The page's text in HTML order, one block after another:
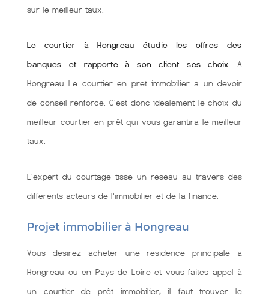
sùr le meilleur taux.
Le courtier à Hongreau étudie les offres des
banques et rapporte à son client ses choix . A
Hongreau Le courtier en pret immobilier a un devoir
de conseil renforcé. C'est donc idéalement le choix du
meilleur courtier en prêt qui vous garantira le meilleur
taux.
L'expert du courtage tisse un réseau au travers des
différents acteurs de l'immobilier et de la finance.
Projet immobilier à Hongreau
Vous désirez acheter une résidence principale à
Hongreau ou en Pays de Loire et vous faites appel à
un courtier de prêt immobilier, il faut trouver le